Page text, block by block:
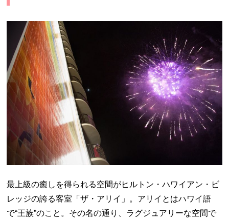
最上級の癒しを得られる空間がヒルトン・ハワイアン・ビ
レッジの誇る客室「ザ・アリイ」。アリイとはハワイ語
で“王族”のこと。その名の通り、ラグジュアリーな空間で